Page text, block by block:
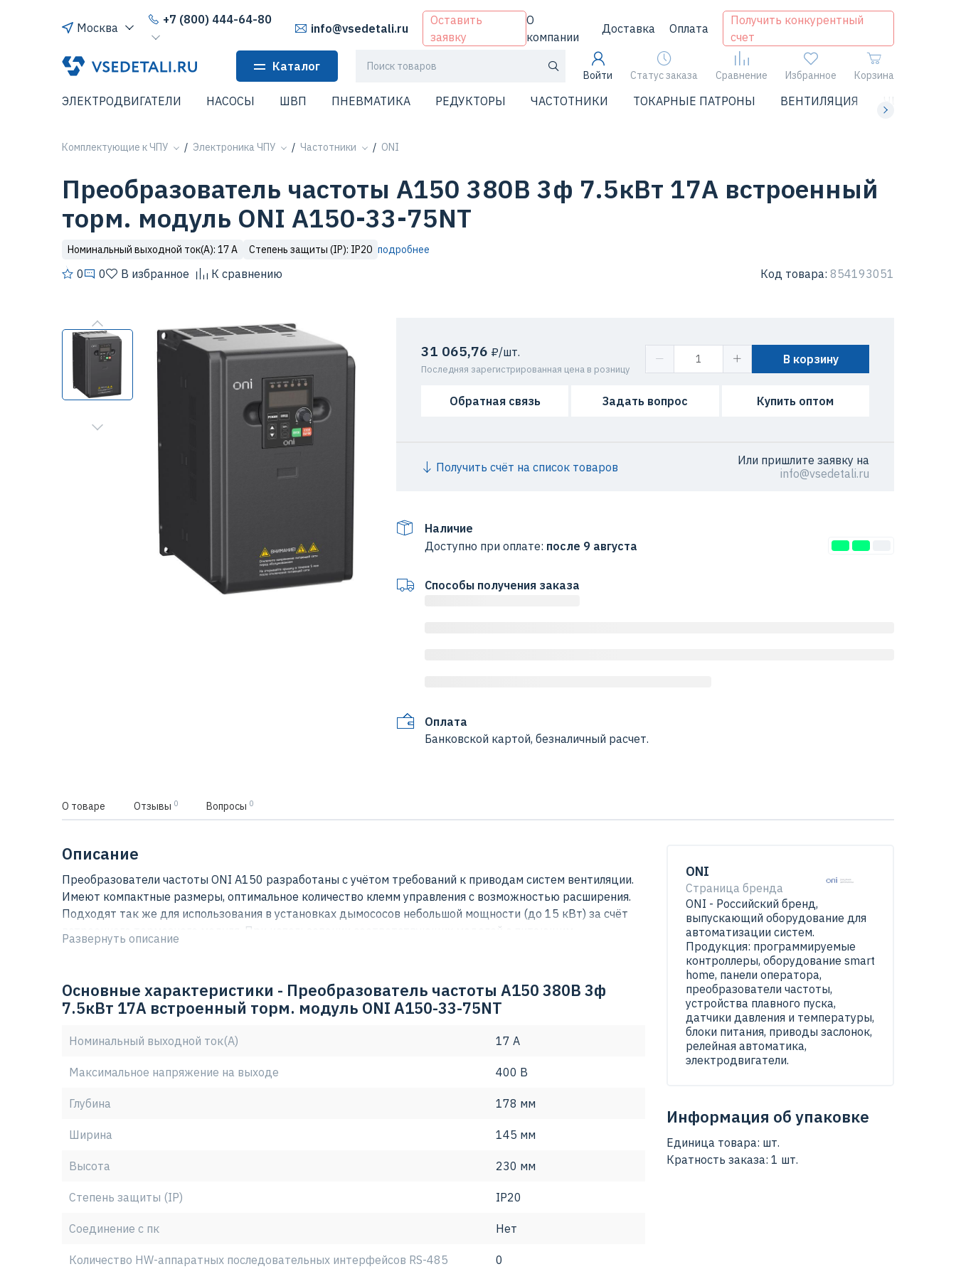
Москва
+7 (800) 444-64-80
info@vsedetali.ru
Оставить
заявку
О
компании
Доставка Оплата
Получить конкурентный
счет
Каталог
Войти Статус заказа Сравнение Избранное Корзина
ЭЛЕКТРОДВИГАТЕЛИ НАСОСЫ ШВП ПНЕВМАТИКА РЕДУКТОРЫ ЧАСТОТНИКИ ТОКАРНЫЕ ПАТРОНЫ ВЕНТИЛЯЦИЯ ЧИЛЛЕРЫ
Комплектующие к ЧПУ Электроника ЧПУ Частотники ONI
Преобразователь частоты A150 380В 3ф 7.5кВт 17А встроенный
торм. модуль ONI A150-33-75NT
Номинальный выходной ток(А): 17 А Степень защиты (IP): IP20 подробнее
0 0 В избранное К сравнению Код товара: 854193051
31 065,76 ₽/шт.
Последняя зарегистрированная цена в розницу
В корзину
Обратная связь Задать вопрос Купить оптом
Получить счёт на список товаров
Или пришлите заявку на
info@vsedetali.ru
Наличие
Доступно при оплате: после 9 августа
Способы получения заказа
Оплата
Банковской картой, безналичный расчет.
О товаре Отзывы 0 Вопросы 0
Описание
Преобразователи частоты ONI A150 разработаны с учётом требований к приводам систем вентиляции.
Имеют компактные размеры, оптимальное количество клемм управления с возможностью расширения.
Подходят так же для использования в установках дымососов небольшой мощности (до 15 кВт) за счёт
встроенного тормозного модуля. При использовании соответствующих моделей с питающим
напряжением 220В позволяют подключить стандартный 3-х фазный асинхронный электродвигатель в
применений данной модели.
Развернуть описание
Основные характеристики - Преобразователь частоты A150 380В 3ф
7.5кВт 17А встроенный торм. модуль ONI A150-33-75NT
Номинальный выходной ток(А) 17 А
Максимальное напряжение на выходе 400 В
Глубина 178 мм
Ширина 145 мм
Высота 230 мм
Степень защиты (IP) IP20
Соединение с пк Нет
Количество HW-аппаратных последовательных интерфейсов RS-485 0
ONI
Страница бренда
ONI - Российский бренд,
выпускающий оборудование для
автоматизации систем.
Продукция: программируемые
контроллеры, оборудование smart
home, панели оператора,
преобразователи частоты,
устройства плавного пуска,
датчики давления и температуры,
блоки питания, приводы заслонок,
релейная автоматика,
электродвигатели.
Информация об упаковке
Единица товара: шт.
Кратность заказа: 1 шт.